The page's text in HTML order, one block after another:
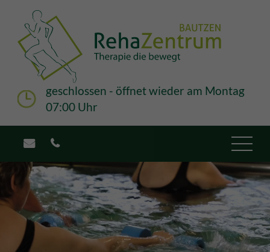
geschlossen - öffnet wieder am Montag
07:00 Uhr
Ambulante Rehabilitation
Physiotherapie
Ergotherapie
Präventionskurse
Jobs